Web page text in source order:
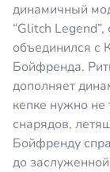
динамичный
“Glitch
объединился с
Бойфренда.
дополняет
кепке нужно не
снарядов,
Бойфренду
до